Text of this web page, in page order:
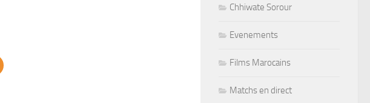
Chhiwate Sorour
Evenements
Films Marocains
Matchs en direct